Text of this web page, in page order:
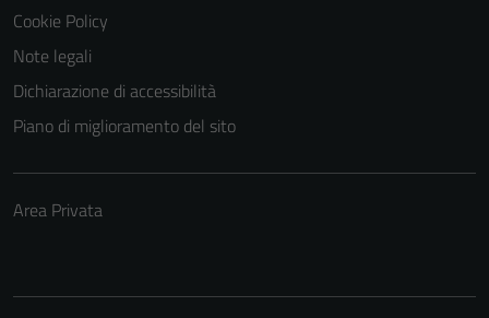
Cookie Policy
Note legali
Dichiarazione di accessibilità
Piano di miglioramento del sito
Area Privata